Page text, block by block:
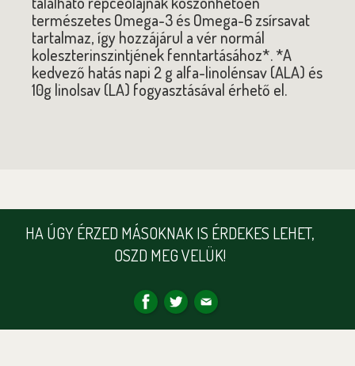
természetes Omega-3 és Omega-6 zsírsavat
tartalmaz, így hozzájárul a vér normál
koleszterinszintjének fenntartásához*. *A
kedvező hatás napi 2 g alfa-linolénsav (ALA) és
10g linolsav (LA) fogyasztásával érhető el.
HA ÚGY ÉRZED MÁSOKNAK IS ÉRDEKES LEHET,
OSZD MEG VELÜK!